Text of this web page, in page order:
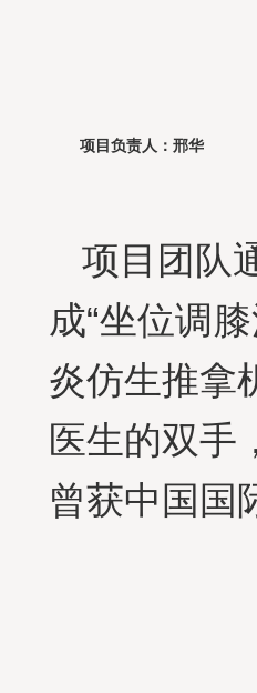
项目负责人：邢华
项目团队
成“坐位调
炎仿生推拿
医生的双手
曾获中国国